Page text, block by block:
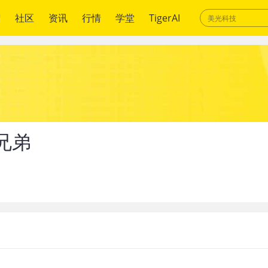
社区 资讯 行情 学堂 TigerAI
弟